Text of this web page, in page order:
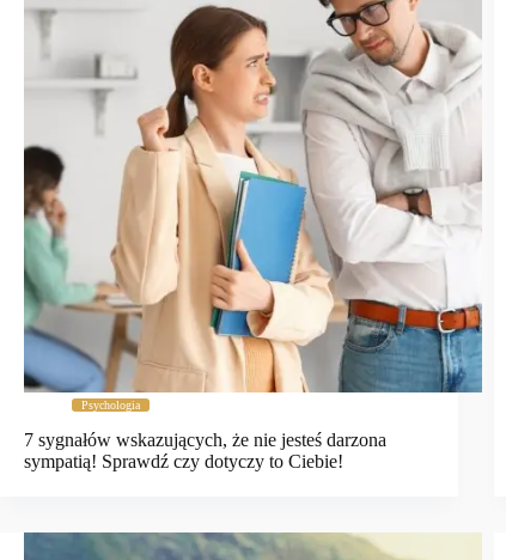
Psychologia
7 sygnałów wskazujących, że nie jesteś darzona
sympatią! Sprawdź czy dotyczy to Ciebie!